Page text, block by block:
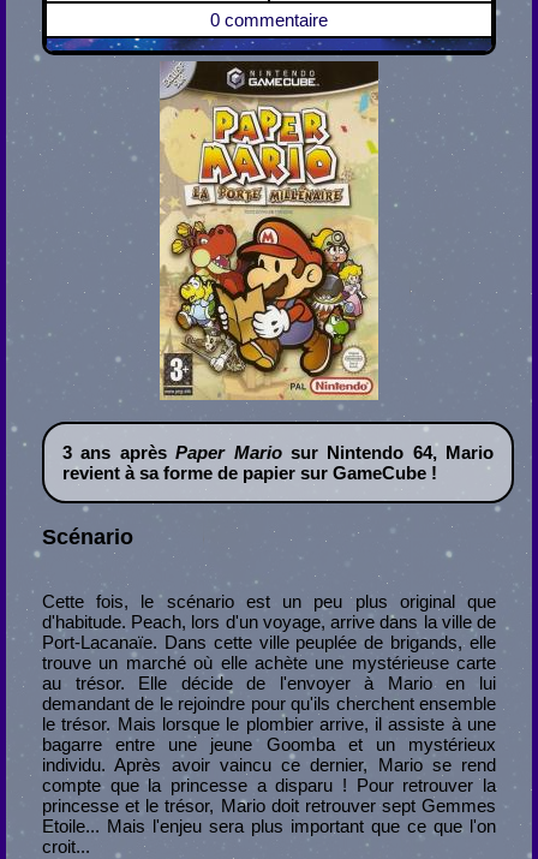
0 commentaire
3 ans aprèsPaper Mariosur Nintendo 64, Mario
revient à sa forme de papier sur GameCube !
Scénario
Cette fois, le scénario est un peu plus original que
d'habitude. Peach, lors d'un voyage, arrive dans la ville de
Port-Lacanaïe. Dans cette ville peuplée de brigands, elle
trouve un marché où elle achète une mystérieuse carte
au trésor. Elle décide de l'envoyer à Mario en lui
demandant de le rejoindre pour qu'ils cherchent ensemble
le trésor. Mais lorsque le plombier arrive, il assiste à une
bagarre entre une jeune Goomba et un mystérieux
individu. Après avoir vaincu ce dernier, Mario se rend
compte que la princesse a disparu ! Pour retrouver la
princesse et le trésor, Mario doit retrouver sept Gemmes
Etoile... Mais l'enjeu sera plus important que ce que l'on
croit...